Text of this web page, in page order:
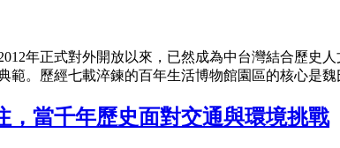
年正式對外開放以來，已然成為中台灣結合歷史
範。歷經七載淬鍊的百年生活博物館園區的核心是
，當千年歷史面對交通與環境挑戰